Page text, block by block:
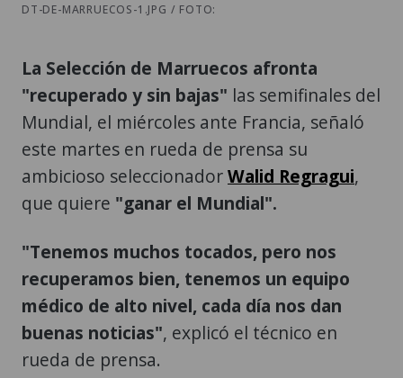
DT-DE-MARRUECOS-1.JPG / FOTO:
La Selección de Marruecos afronta
"recuperado y sin bajas" las semifinales del
Mundial, el miércoles ante Francia, señaló
este martes en rueda de prensa su
ambicioso seleccionadorWalid Regragui,
que quiere "ganar el Mundial".
"Tenemos muchos tocados, pero nos
recuperamos bien, tenemos un equipo
médico de alto nivel, cada día nos dan
buenas noticias", explicó el técnico en
rueda de prensa.